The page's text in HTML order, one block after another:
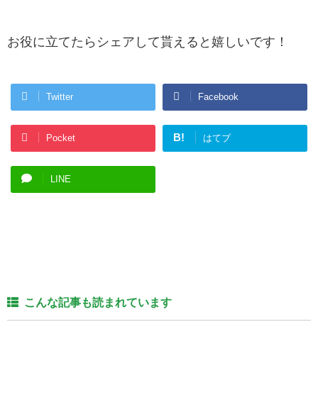
お役に立てたらシェアして貰えると嬉しいです！
Twitter Facebook
Pocket B! はてブ
LINE
こんな記事も読まれています